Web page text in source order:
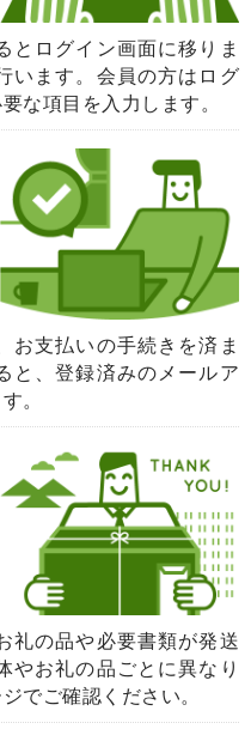
とログイン画面に移りま
います。会員の方はログ
な項目を入力します。
お支払いの手続きを済ま
と、登録済みのメールア
。
礼の品や必要書類が発送
やお礼の品ごとに異なり
でご確認ください。